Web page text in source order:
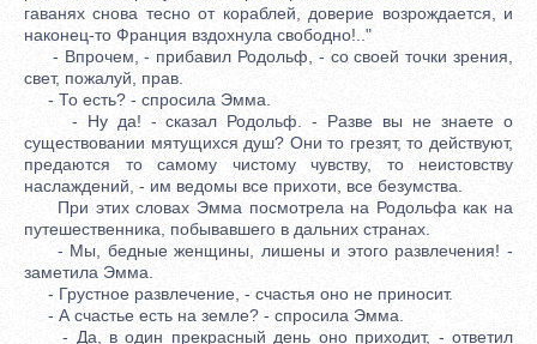
гаванях снова тесно от кораблей, доверие возрождается, и
наконец-то Франция вздохнула свободно!.."
- Впрочем, - прибавил Родольф, - со своей точки зрения,
свет, пожалуй, прав.
- То есть? - спросила Эмма.
- Ну да! - сказал Родольф. - Разве вы не знаете о
существовании мятущихся душ? Они то грезят, то действуют,
предаются то самому чистому чувству, то неистовству
наслаждений, - им ведомы все прихоти, все безумства.
При этих словах Эмма посмотрела на Родольфа как на
путешественника, побывавшего в дальних странах.
- Мы, бедные женщины, лишены и этого развлечения! -
заметила Эмма.
- Грустное развлечение, - счастья оно не приносит.
- А счастье есть на земле? - спросила Эмма.
- Да, в один прекрасный день оно приходит, - ответил